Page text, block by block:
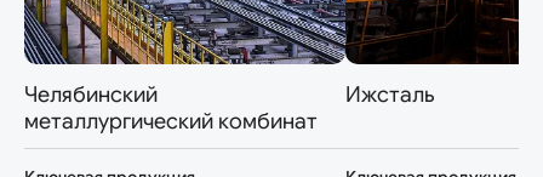
Челябинский
металлургический комбинат
Ижсталь